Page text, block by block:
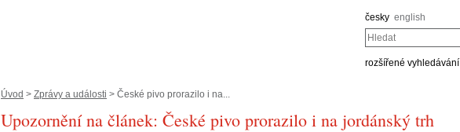
česky english
Hledat
rozšířené vyhledávání
Úvod > Zprávy a události > České pivo prorazilo i na...
Upozornění na článek: České pivo prorazilo i na jordánský trh